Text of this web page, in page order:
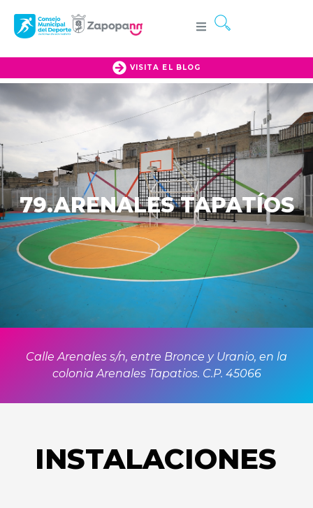
VISITA EL BLOG
79.ARENALES TAPATÍOS
Calle Arenales s/n, entre Bronce y Uranio, en la
colonia Arenales Tapatios. C.P. 45066
INSTALACIONES